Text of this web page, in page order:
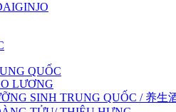
QUỐC
LƯƠNG
SINH TRUNG QUỐC / 养生